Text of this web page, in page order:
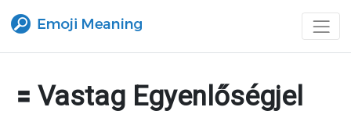
🟰 Vastag Egyenlőségjel